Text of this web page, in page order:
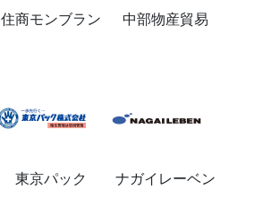
住商モンブラン 中部物産貿易
東京パック ナガイレーベン